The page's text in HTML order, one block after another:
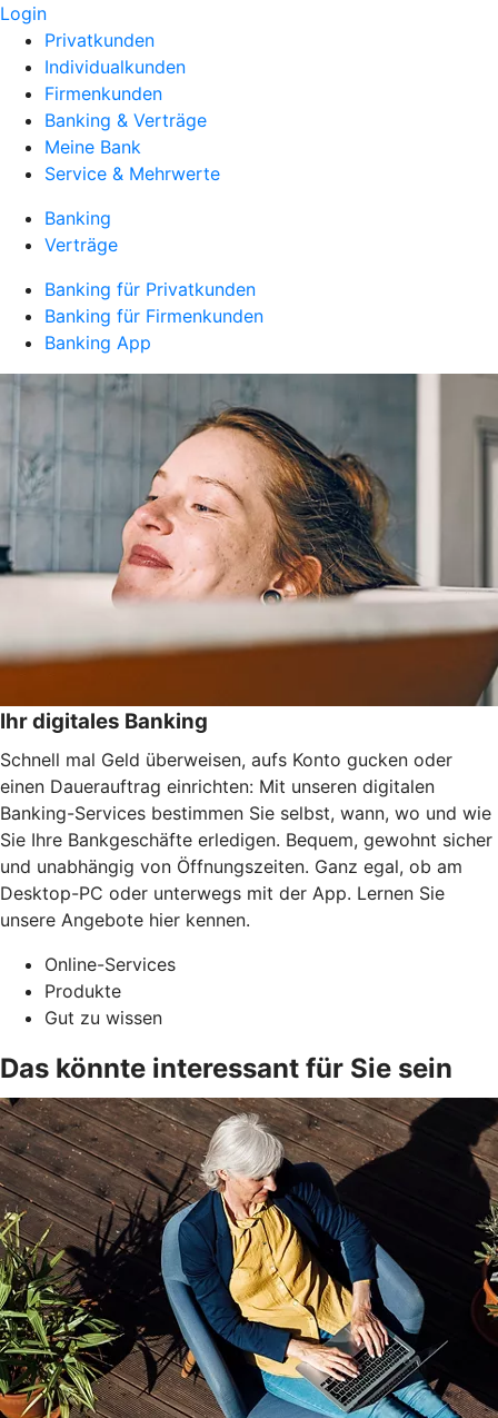
Login
Privatkunden
Individualkunden
Firmenkunden
Banking & Verträge
Meine Bank
Service & Mehrwerte
Banking
Verträge
Banking für Privatkunden
Banking für Firmenkunden
Banking App
Ihr digitales Banking
Schnell mal Geld überweisen, aufs Konto gucken oder
einen Dauerauftrag einrichten: Mit unseren digitalen
Banking-Services bestimmen Sie selbst, wann, wo und wie
Sie Ihre Bankgeschäfte erledigen. Bequem, gewohnt sicher
und unabhängig von Öffnungszeiten. Ganz egal, ob am
Desktop-PC oder unterwegs mit der App. Lernen Sie
unsere Angebote hier kennen.
Online-Services
Produkte
Gut zu wissen
Das könnte interessant für Sie sein